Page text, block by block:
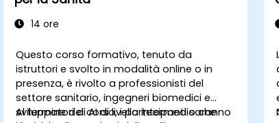
14 ore
Questo corso formativo, tenuto da
istruttori e svolto in modalità online o in
presenza, è rivolto a professionisti del
settore sanitario, ingegneri biomedici e
sviluppatori di AI di livello intermedio che
Al termine del corso, i partecipanti saranno